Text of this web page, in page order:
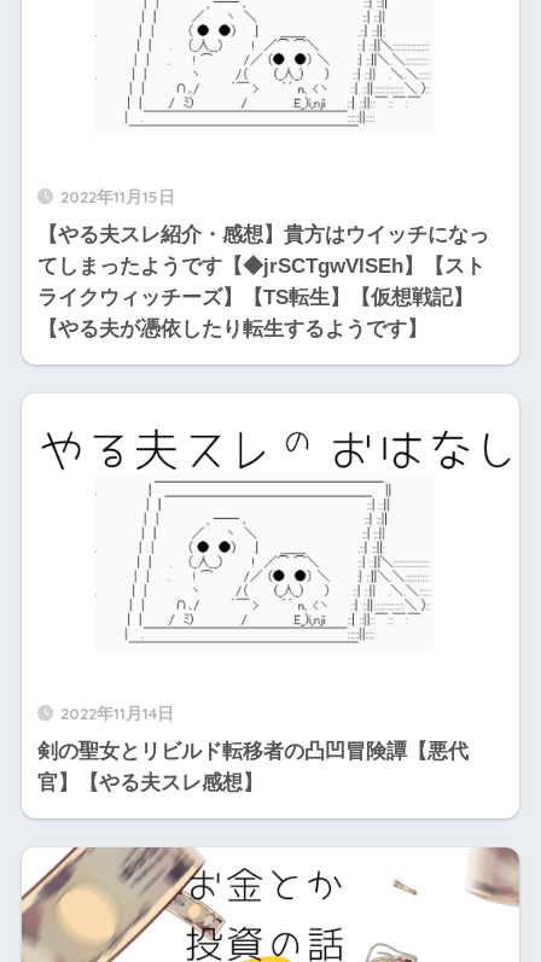
2022年11月15日
【やる夫スレ紹介・感想】貴方はウイッチになっ
てしまったようです【◆jrSCTgwVlSEh】【スト
ライクウィッチーズ】【TS転生】【仮想戦記】
【やる夫が憑依したり転生するようです】
2022年11月14日
剣の聖女とリビルド転移者の凸凹冒険譚【悪代
官】【やる夫スレ感想】